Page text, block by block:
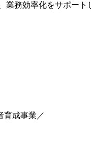
務効率化をサポート
育成事業／